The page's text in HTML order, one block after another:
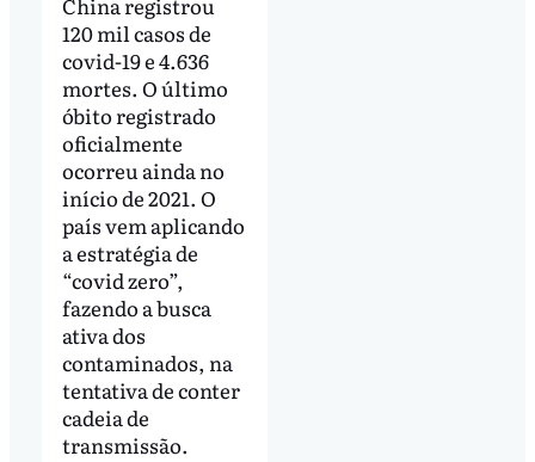
120 mil casos de
covid-19 e 4.636
mortes. O último
óbito registrado
oficialmente
ocorreu ainda no
início de 2021. O
país vem aplicando
a estratégia de
“covid zero”,
fazendo a busca
ativa dos
contaminados, na
tentativa de conter
cadeia de
transmissão.